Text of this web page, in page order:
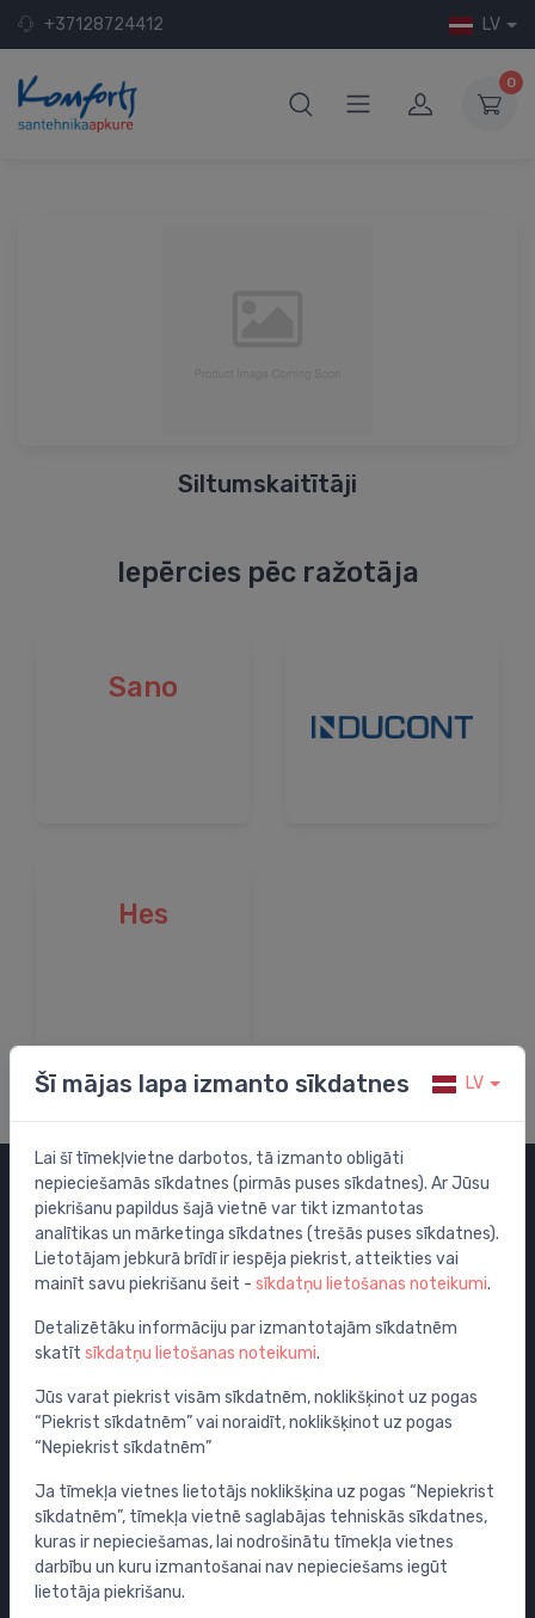
+37128724412 LV
0
Siltumskaitītāji
Iepērcies pēc ražotāja
Sano
Hes
Kategorijas
Izpārdošana
Maisītāji
Izlietnes
Tualetes podi
Vannas
Dušas
Mēbeles
Rāmji un skalošanas sistēmas
Sifoni
Noteces grīdai un vannas istabai
Šī mājas lapa izmanto sīkdatnes LV
Lai šī tīmekļvietne darbotos, tā izmanto obligāti
nepieciešamās sīkdatnes (pirmās puses sīkdatnes). Ar Jūsu
piekrišanu papildus šajā vietnē var tikt izmantotas
analītikas un mārketinga sīkdatnes (trešās puses sīkdatnes).
Lietotājam jebkurā brīdī ir iespēja piekrist, atteikties vai
mainīt savu piekrišanu šeit - sīkdatņu lietošanas noteikumi.
Detalizētāku informāciju par izmantotajām sīkdatnēm
skatīt sīkdatņu lietošanas noteikumi.
Jūs varat piekrist visām sīkdatnēm, noklikšķinot uz pogas
“Piekrist sīkdatnēm” vai noraidīt, noklikšķinot uz pogas
“Nepiekrist sīkdatnēm”
Ja tīmekļa vietnes lietotājs noklikšķina uz pogas “Nepiekrist
sīkdatnēm”, tīmekļa vietnē saglabājas tehniskās sīkdatnes,
kuras ir nepieciešamas, lai nodrošinātu tīmekļa vietnes
darbību un kuru izmantošanai nav nepieciešams iegūt
lietotāja piekrišanu.